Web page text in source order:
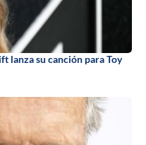
lanza su canción para Toy